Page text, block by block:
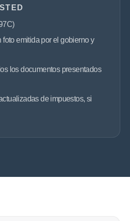
foto emitida por el gobierno y
los documentos presentados
de impuestos, si